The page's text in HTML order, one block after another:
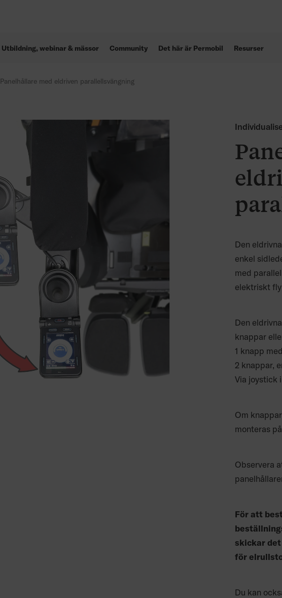
Utbildning, webinar & mässor Community Det här är Permobil Resurser
Panelhållare med eldriven parallellsvängning
Den
enkel
med
elektriskt
Den
knappar
1 knapp
2 knappar,
Via joystick
Om
monteras
Observera
För att
skickar
för
Du kan